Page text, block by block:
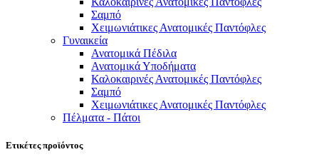
Σαμπό
Χειμωνιάτικες Ανατομικές Παντόφλες
Γυναικεία
Ανατομικά Πέδιλα
Ανατομικά Υποδήματα
Καλοκαιρινές Ανατομικές Παντόφλες
Σαμπό
Χειμωνιάτικες Ανατομικές Παντόφλες
Πέλματα - Πάτοι
Ετικέτες προϊόντος